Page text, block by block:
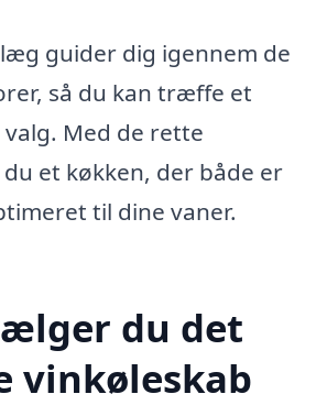
guider dig igennem de
så du kan træffe et
Med de rette
et køkken, der både er
til dine vaner.
du det
vinkøleskab